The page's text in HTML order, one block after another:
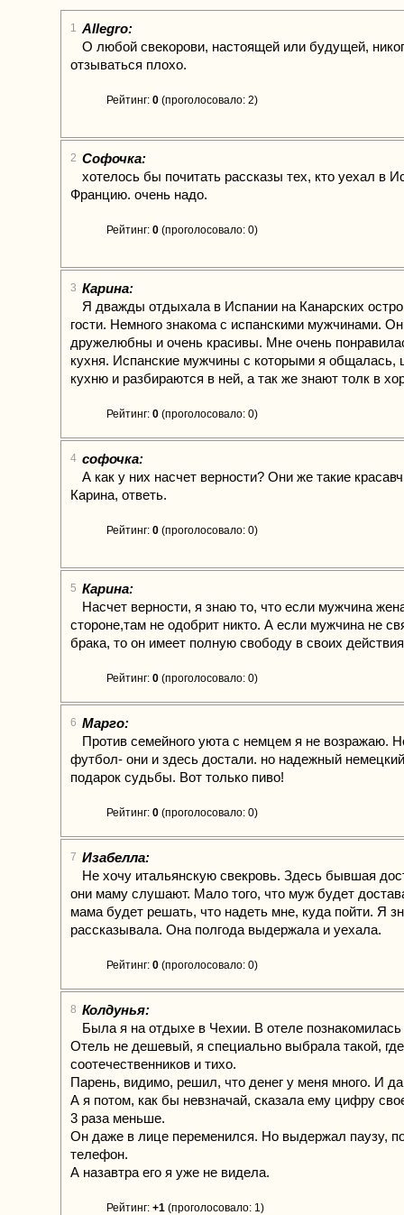
1 Allegro:
О любой свекорови, настоящей или будущей,
отзываться плохо.
Рейтинг: 0 (проголосовало: 2)
2 Софочка:
хотелось бы почитать рассказы тех, кто уехал в
Францию. очень надо.
Рейтинг: 0 (проголосовало: 0)
3 Карина:
Я дважды отдыхала в Испании на Канарских
гости. Немного знакома с испанскими мужчинами.
дружелюбны и очень красивы. Мне очень
кухня. Испанские мужчины с которыми я общалась,
кухню и разбираются в ней, а так же знают толк в
Рейтинг: 0 (проголосовало: 0)
4 софочка:
А как у них насчет верности? Они же такие
Карина, ответь.
Рейтинг: 0 (проголосовало: 0)
5 Карина:
Насчет верности, я знаю то, что если мужчина
стороне,там не одобрит никто. А если мужчина не
брака, то он имеет полную свободу в своих
Рейтинг: 0 (проголосовало: 0)
6 Марго:
Против семейного уюта с немцем я не возражаю.
футбол- они и здесь достали. но надежный
подарок судьбы. Вот только пиво!
Рейтинг: 0 (проголосовало: 0)
7 Изабелла:
Не хочу итальянскую свекровь. Здесь бывшая
они маму слушают. Мало того, что муж будет
мама будет решать, что надеть мне, куда пойти. Я
рассказывала. Она полгода выдержала и уехала.
Рейтинг: 0 (проголосовало: 0)
8 Колдунья:
Была я на отдыхе в Чехии. В отеле
Отель не дешевый, я специально выбрала такой,
соотечественников и тихо.
Парень, видимо, решил, что денег у меня много. И
А я потом, как бы невзначай, сказала ему цифру
3 раза меньше.
Он даже в лице переменился. Но выдержал паузу,
телефон.
А назавтра его я уже не видела.
Рейтинг: +1 (проголосовало: 1)